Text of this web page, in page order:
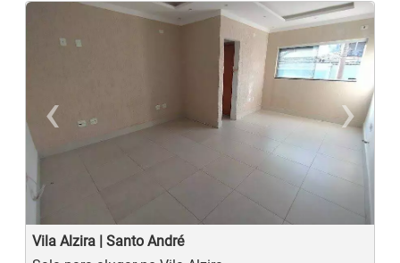
‹
Previous
›
Vila Alzira | Santo André